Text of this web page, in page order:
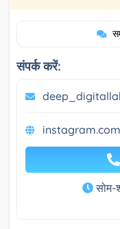
संपर्क करें:
सोम-